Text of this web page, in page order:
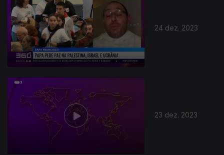
24 dez. 2023
23 dez. 2023